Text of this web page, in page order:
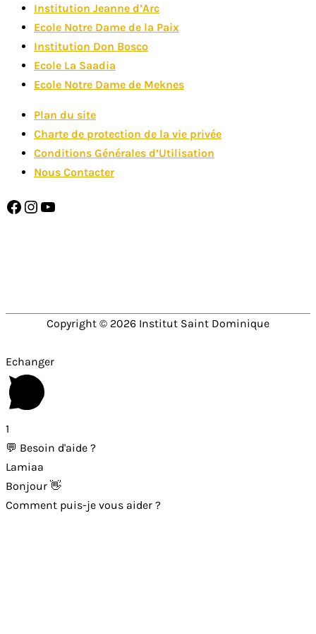
Institution Jeanne d’Arc
Ecole Notre Dame de la Paix
Institution Don Bosco
Ecole La Saadia
Ecole Notre Dame de Meknes
Plan du site
Charte de protection de la vie privée
Conditions Générales d’Utilisation
Nous Contacter
Facebook
Instagram
YouTube
Copyright © 2026 Institut Saint Dominique
Echanger
1
💬 Besoin d'aide ?
Lamiaa
Bonjour 👋
Comment puis-je vous aider ?